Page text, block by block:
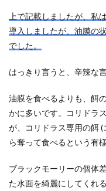
上で記載しましたが、私
導入しましたが、油膜の
でした。
はっきり言うと、辛辣な
油膜を食べるよりも、餌
かに多いです。コリドラ
が、コリドラス専用の餌
ら奪って食べるという有様
ブラックモーリーの個体
た水面を綺麗にしてくれ